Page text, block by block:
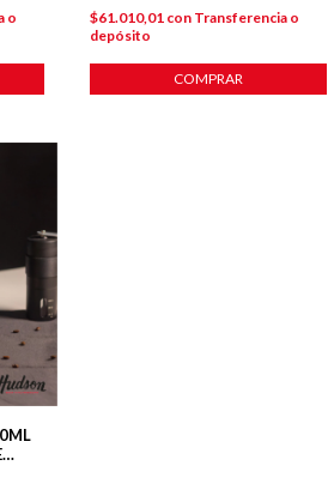
o
$61.010,01 con Transferencia o
depósito
COMPRAR